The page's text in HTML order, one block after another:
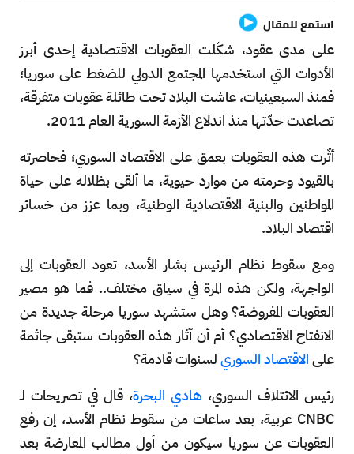
استمع للمقال
على مدى عقود، شكّلت العقوبات الاقتصادية إحدى أبرز
الأدوات التي استخدمها المجتمع الدولي للضغط على سوريا؛
فمنذ السبعينيات، عاشت البلاد تحت طائلة عقوبات متفرقة،
تصاعدت حدّتها منذ اندلاع الأزمة السورية العام 2011.
أثّرت هذه العقوبات بعمق على الاقتصاد السوري؛ فحاصرته
بالقيود وحرمته من موارد حيوية، ما ألقى بظلاله على حياة
المواطنين والبنية الاقتصادية الوطنية، وبما عزز من خسائر
اقتصاد البلاد.
ومع سقوط نظام الرئيس بشار الأسد، تعود العقوبات إلى
الواجهة، ولكن هذه المرة في سياق مختلف.. فما هو مصير
العقوبات المفروضة؟ وهل ستشهد سوريا مرحلة جديدة من
الانفتاح الاقتصادي؟ أم أن آثار هذه العقوبات ستبقى جاثمة
علىالاقتصاد السوريلسنوات قادمة؟
رئيس الائتلاف السوري، هادي البحرة، قال في تصريحات لـ
CNBC عربية، بعد ساعات من سقوط نظام الأسد، إن رفع
العقوبات عن سوريا سيكون من أول مطالب المعارضة بعد